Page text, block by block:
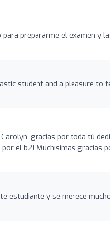
prepararme el examen y
student and a pleasure to
gracias por toda tú
el b2! Muchísimas gracias
estudiante y se merece